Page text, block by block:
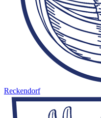
Reckendorf